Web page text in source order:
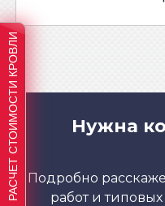
Нужна
Подробно
работ и
РАСЧЕТ СТОИМОСТИ КРОВЛИ